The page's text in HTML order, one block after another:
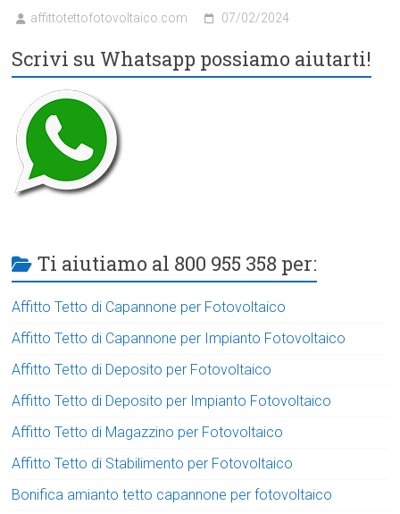
affittotettofotovoltaico.com 07/02/2024
Scrivi su Whatsapp possiamo aiutarti!
Ti aiutiamo al 800 955 358 per:
Affitto Tetto di Capannone per Fotovoltaico
Affitto Tetto di Capannone per Impianto Fotovoltaico
Affitto Tetto di Deposito per Fotovoltaico
Affitto Tetto di Deposito per Impianto Fotovoltaico
Affitto Tetto di Magazzino per Fotovoltaico
Affitto Tetto di Stabilimento per Fotovoltaico
Bonifica amianto tetto capannone per fotovoltaico